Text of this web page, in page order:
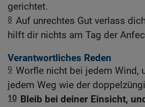
gerichtet.
8 Auf unrechtes Gut verlass
hilft dir nichts am Tag der
Verantwortliches Reden
9 Worfle nicht bei jedem Wind,
jedem Weg wie der
10 Bleib bei deiner Einsicht,